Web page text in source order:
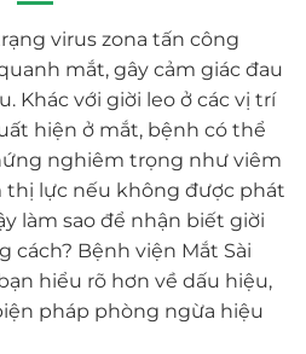
virus zona tấn công
mắt, gây cảm giác đau
Khác với giời leo ở các vị trí
hiện ở mắt, bệnh có thể
nghiêm trọng như viêm
thị lực nếu không được phát
làm sao để nhận biết giời
cách? Bệnh viện Mắt Sài
hiểu rõ hơn về dấu hiệu,
pháp phòng ngừa hiệu